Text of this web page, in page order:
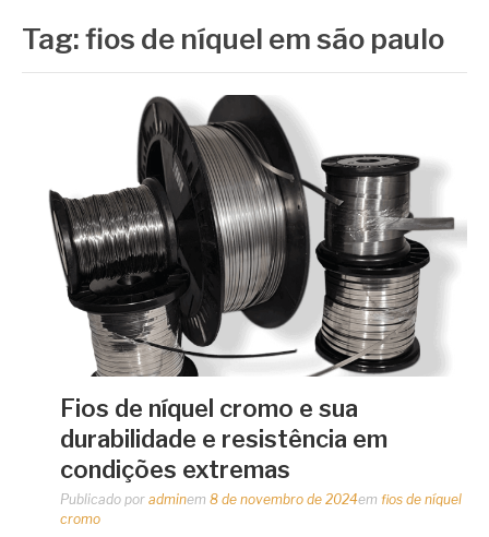
Tag:fios de níquel em são paulo
Fios de níquel cromo e sua
durabilidade e resistência em
condições extremas
Publicado por adminem 8 de novembro de 2024em fios de níquel
cromo